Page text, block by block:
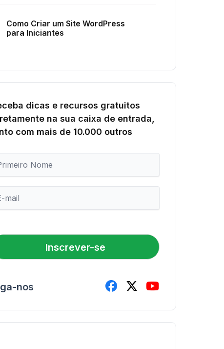
Como Criar um Site WordPress
para Iniciantes
dicas e recursos gratuitos
na sua caixa de entrada,
com mais de 10.000 outros
Inscrever-se
nos